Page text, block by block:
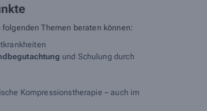
Themen beraten können:
und Schulung durch
Kompressionstherapie – auch im